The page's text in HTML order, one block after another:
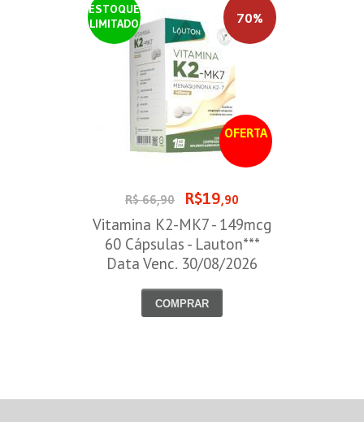
ESTOQUE
LIMITADO
OFERTA
70%
R$ 66,90 R$19,90
Vitamina K2-MK7 - 149mcg
60 Cápsulas - Lauton***
Data Venc. 30/08/2026
COMPRAR